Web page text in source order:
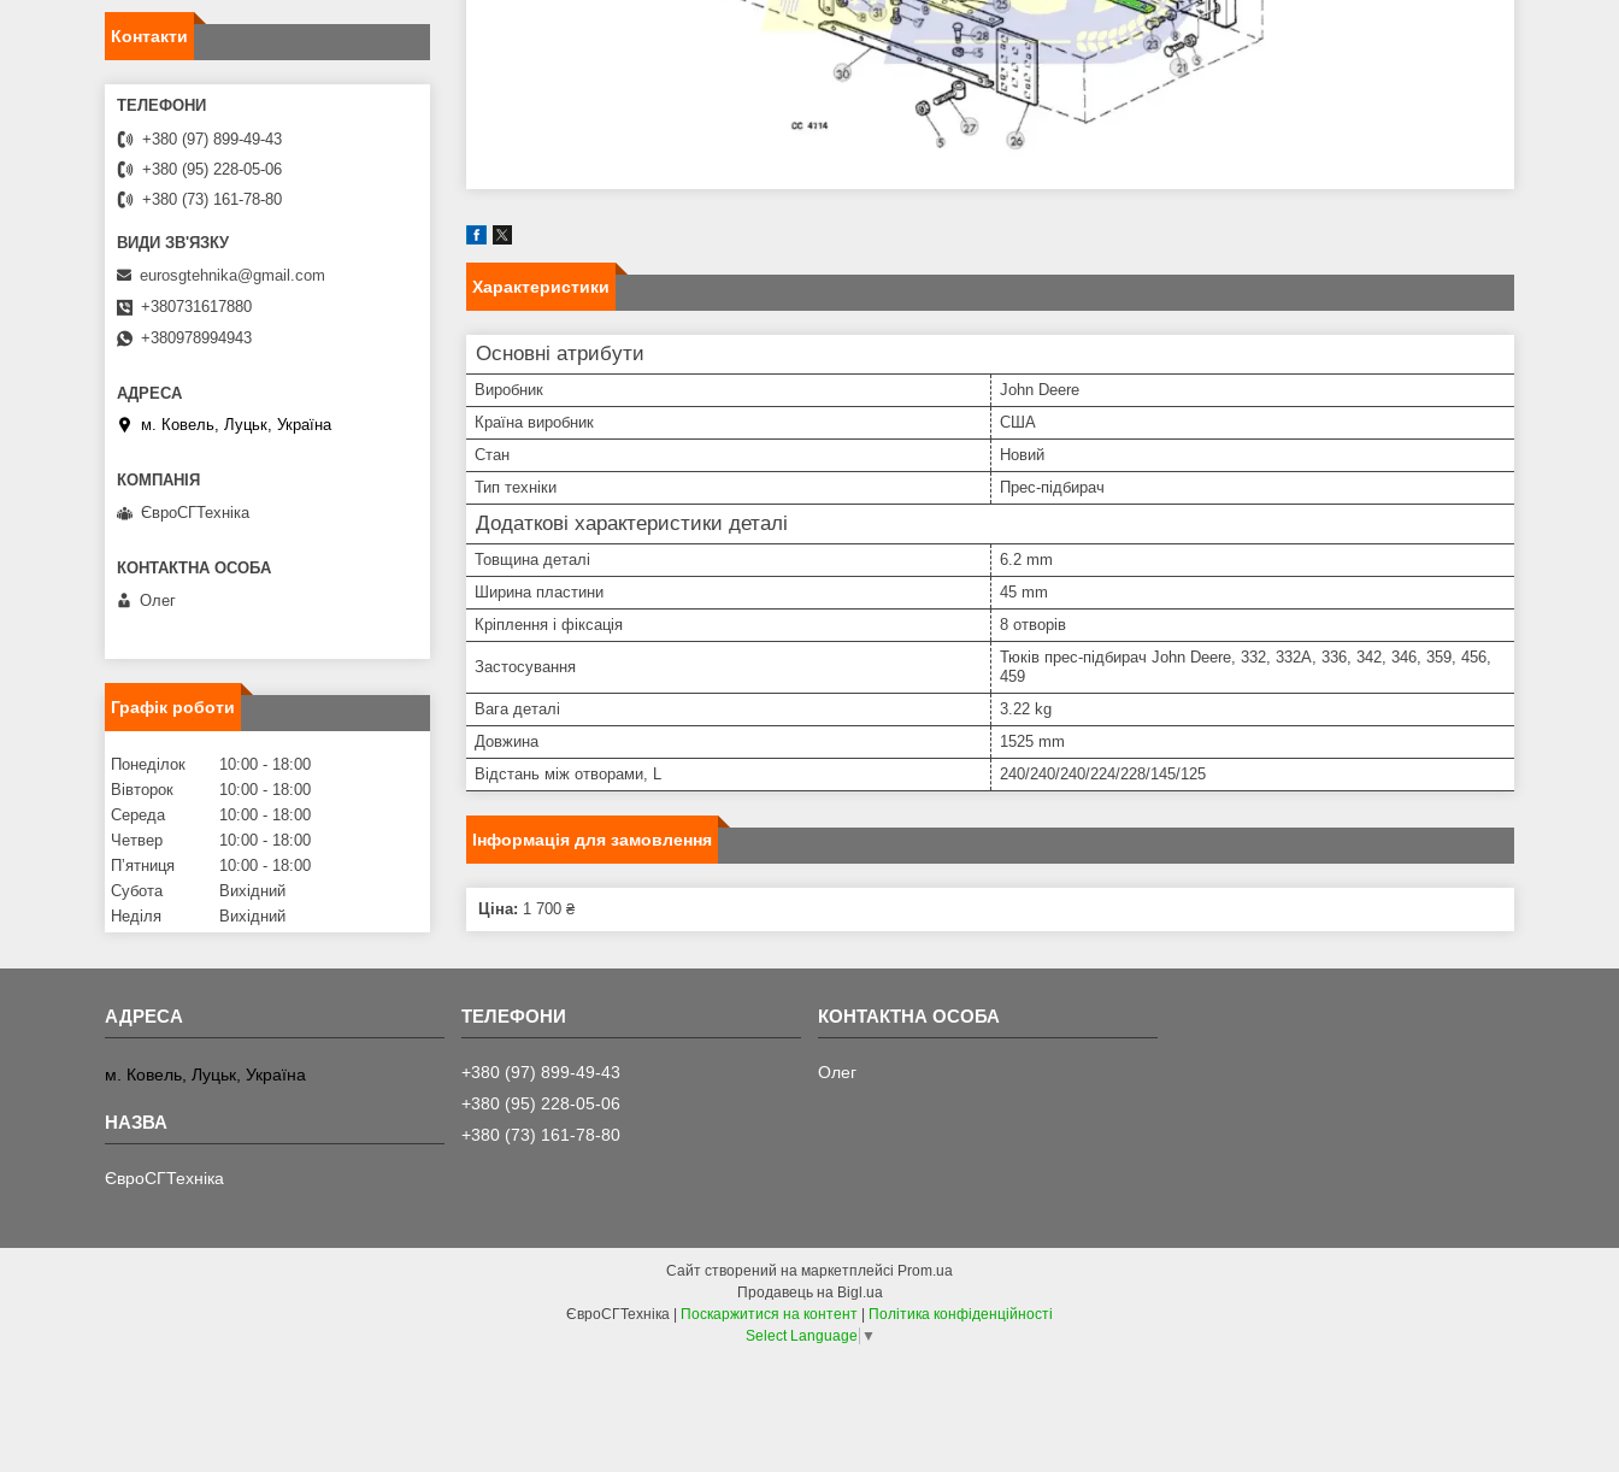
Характеристики
Основні атрибути
Виробник
John Deere
Країна виробник
США
Стан
Новий
Тип техніки
Прес-підбирач
Додаткові характеристики деталі
Товщина деталі
6.2 mm
Ширина пластини
45 mm
Кріплення і фіксація
8 отворів
Застосування
Тюків прес-підбирач John Deere, 332, 332А, 336, 342, 346, 359, 456,
459
Вага деталі
3.22 kg
Довжина
1525 mm
Відстань між отворами, L
240/240/240/224/228/145/125
Інформація для замовлення
Ціна: 1 700 ₴
Контакти
+380 (97) 899-49-43
+380 (95) 228-05-06
+380 (73) 161-78-80
eurosgtehnika@gmail.com
+380731617880
+380978994943
м. Ковель, Луцьк, Україна
ЄвроСГТехніка
Олег
Графік роботи
Понеділок 10:00
18:00
Вівторок
10:00
18:00
Середа
10:00
18:00
Четвер
10:00
18:00
Пʼятниця
10:00
18:00
Субота
Вихідний
Неділя
Вихідний
м. Ковель, Луцьк, Україна
ЄвроСГТехніка
+380 (97) 899-49-43
+380 (95) 228-05-06
+380 (73) 161-78-80
Олег
Сайт створений на маркетплейсі Prom.ua
Продавець на Bigl.ua
ЄвроСГТехніка | Поскаржитися на контент | Політика конфіденційності
Select Language ▼